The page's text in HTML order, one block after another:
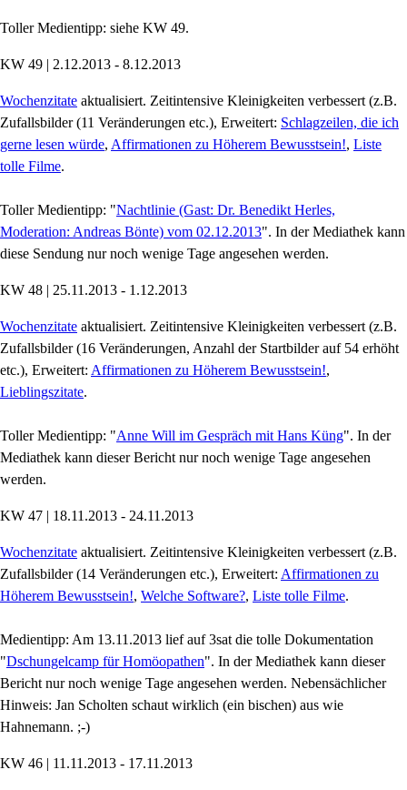
Toller Medientipp: siehe KW 49.
KW 49 | 2.12.2013 - 8.12.2013
Wochenzitate aktualisiert. Zeitintensive Kleinigkeiten verbessert (z.B.
Zufallsbilder (11 Veränderungen etc.), Erweitert: Schlagzeilen, die ich
gerne lesen würde, Affirmationen zu Höherem Bewusstsein!, Liste
tolle Filme.
Toller Medientipp: "Nachtlinie (Gast: Dr. Benedikt Herles,
Moderation: Andreas Bönte) vom 02.12.2013". In der Mediathek kann
diese Sendung nur noch wenige Tage angesehen werden.
KW 48 | 25.11.2013 - 1.12.2013
Wochenzitate aktualisiert. Zeitintensive Kleinigkeiten verbessert (z.B.
Zufallsbilder (16 Veränderungen, Anzahl der Startbilder auf 54 erhöht
etc.), Erweitert: Affirmationen zu Höherem Bewusstsein!,
Lieblingszitate.
Toller Medientipp: "Anne Will im Gespräch mit Hans Küng". In der
Mediathek kann dieser Bericht nur noch wenige Tage angesehen
werden.
KW 47 | 18.11.2013 - 24.11.2013
Wochenzitate aktualisiert. Zeitintensive Kleinigkeiten verbessert (z.B.
Zufallsbilder (14 Veränderungen etc.), Erweitert: Affirmationen zu
Höherem Bewusstsein!, Welche Software?, Liste tolle Filme.
Medientipp: Am 13.11.2013 lief auf 3sat die tolle Dokumentation
"Dschungelcamp für Homöopathen". In der Mediathek kann dieser
Bericht nur noch wenige Tage angesehen werden. Nebensächlicher
Hinweis: Jan Scholten schaut wirklich (ein bischen) aus wie
Hahnemann. ;-)
KW 46 | 11.11.2013 - 17.11.2013